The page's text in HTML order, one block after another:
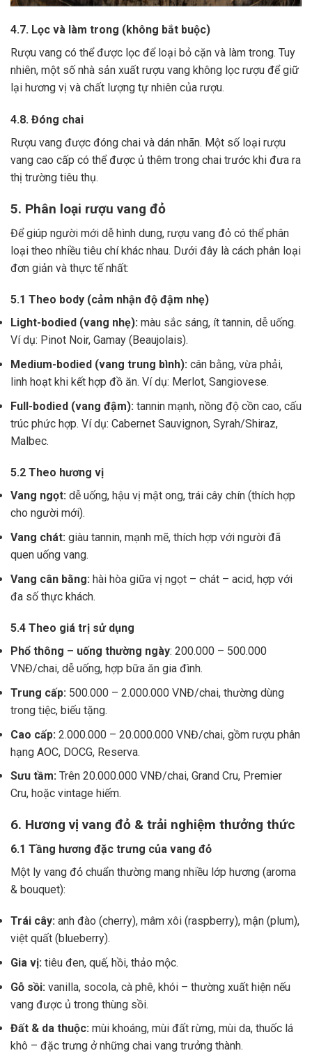
4.7. Lọc và làm trong (không bắt buộc)
Rượu vang có thể được lọc để loại bỏ cặn và làm trong. Tuy
nhiên, một số nhà sản xuất rượu vang không lọc rượu để giữ
lại hương vị và chất lượng tự nhiên của rượu.
4.8. Đóng chai
Rượu vang được đóng chai và dán nhãn. Một số loại rượu
vang cao cấp có thể được ủ thêm trong chai trước khi đưa ra
thị trường tiêu thụ.
5. Phân loại rượu vang đỏ
Để giúp người mới dễ hình dung, rượu vang đỏ có thể phân
loại theo nhiều tiêu chí khác nhau. Dưới đây là cách phân loại
đơn giản và thực tế nhất:
5.1 Theo body (cảm nhận độ đậm nhẹ)
Light-bodied (vang nhẹ): màu sắc sáng, ít tannin, dễ uống.
Ví dụ: Pinot Noir, Gamay (Beaujolais).
Medium-bodied (vang trung bình): cân bằng, vừa phải,
linh hoạt khi kết hợp đồ ăn. Ví dụ: Merlot, Sangiovese.
Full-bodied (vang đậm): tannin mạnh, nồng độ cồn cao, cấu
trúc phức hợp. Ví dụ: Cabernet Sauvignon, Syrah/Shiraz,
Malbec.
5.2 Theo hương vị
Vang ngọt: dễ uống, hậu vị mật ong, trái cây chín (thích hợp
cho người mới).
Vang chát: giàu tannin, mạnh mẽ, thích hợp với người đã
quen uống vang.
Vang cân bằng: hài hòa giữa vị ngọt – chát – acid, hợp với
đa số thực khách.
5.4 Theo giá trị sử dụng
Phổ thông – uống thường ngày: 200.000 – 500.000
VNĐ/chai, dễ uống, hợp bữa ăn gia đình.
Trung cấp: 500.000 – 2.000.000 VNĐ/chai, thường dùng
trong tiệc, biếu tặng.
Cao cấp: 2.000.000 – 20.000.000 VNĐ/chai, gồm rượu phân
hạng AOC, DOCG, Reserva.
Sưu tầm: Trên 20.000.000 VNĐ/chai, Grand Cru, Premier
Cru, hoặc vintage hiếm.
6. Hương vị vang đỏ & trải nghiệm thưởng thức
6.1 Tầng hương đặc trưng của vang đỏ
Một ly vang đỏ chuẩn thường mang nhiều lớp hương (aroma
& bouquet):
Trái cây: anh đào (cherry), mâm xôi (raspberry), mận (plum),
việt quất (blueberry).
Gia vị: tiêu đen, quế, hồi, thảo mộc.
Gỗ sồi: vanilla, socola, cà phê, khói – thường xuất hiện nếu
vang được ủ trong thùng sồi.
Đất & da thuộc: mùi khoáng, mùi đất rừng, mùi da, thuốc lá
khô – đặc trưng ở những chai vang trưởng thành.